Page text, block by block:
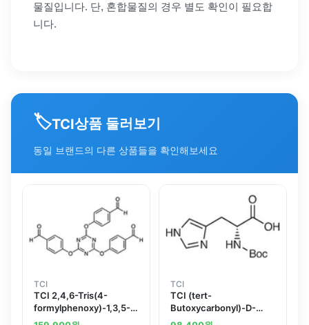
물질입니다. 단, 혼합물질의 경우 별도 확인이 필요합
니다.
🏷️TCI상품 둘러보기
동일 브랜드의 다른 상품들을 확인해보세요
TCI
TCI 2,4,6-Tris(4-
formylphenoxy)-1,3,5-
triazine
TCI
TCI (tert-
Butoxycarbonyl)-D-
histidine